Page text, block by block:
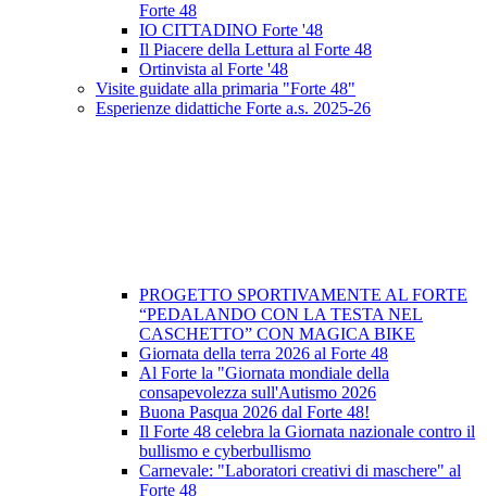
Forte 48
IO CITTADINO Forte '48
Il Piacere della Lettura al Forte 48
Ortinvista al Forte '48
Visite guidate alla primaria "Forte 48"
Esperienze didattiche Forte a.s. 2025-26
PROGETTO SPORTIVAMENTE AL FORTE
“PEDALANDO CON LA TESTA NEL
CASCHETTO” CON MAGICA BIKE
Giornata della terra 2026 al Forte 48
Al Forte la "Giornata mondiale della
consapevolezza sull'Autismo 2026
Buona Pasqua 2026 dal Forte 48!
Il Forte 48 celebra la Giornata nazionale contro il
bullismo e cyberbullismo
Carnevale: "Laboratori creativi di maschere" al
Forte 48